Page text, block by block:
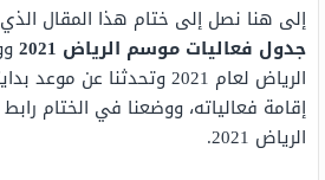
إلى هنا نصل إلى ختام هذا المقال
جدول فعاليات موسم الرياض 2021
الرياض لعام 2021 وتحدثنا عن
إقامة فعالياته، ووضعنا في الختام
الرياض 2021.